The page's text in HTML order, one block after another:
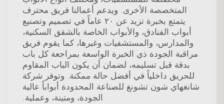
المتخصصة الأخرى. ويدعم أعمالنا فريق محترف
يتمتع بخبرة تزيد عن ٢٠ عاماً في تصميم وتصنيع
أبواب الفنادق، والأبواب الخاصة بالشقق السكنية،
والمدارس، والمستشفيات وغيرها، كما يقوم فريق
مراقبة الجودة ذي الخبرة الواسعة بمراجعة كل باب
بدقة قبل تسليمه، لضمان أن يكون الباب المقاوم
للحريق داخلياً في أفضل حالة ممكنة. وتوفر شركة
شانغهاي شون تشونغ للصناعة المحدودة أبواباً عالية
الجودة، ومتينة، وعملية.